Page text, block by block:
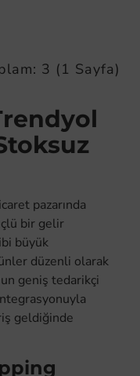
3 (1 Sayfa)
pazarında
bir gelir
büyük
düzenli olarak
geniş tedarikçi
geldiğinde